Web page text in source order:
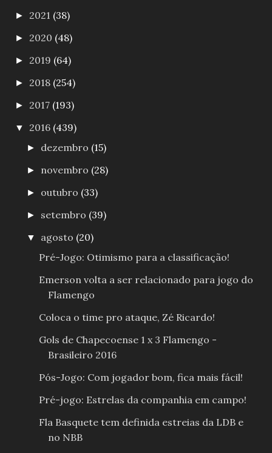
► 2021 (38)
► 2020 (48)
► 2019 (64)
► 2018 (254)
► 2017 (193)
▼ 2016 (439)
► dezembro (15)
► novembro (28)
► outubro (33)
► setembro (39)
▼ agosto (20)
Pré-Jogo: Otimismo para a classificação!
Emerson volta a ser relacionado para jogo do
Flamengo
Coloca o time pro ataque, Zé Ricardo!
Gols de Chapecoense 1 x 3 Flamengo -
Brasileiro 2016
Pós-Jogo: Com jogador bom, fica mais fácil!
Pré-jogo: Estrelas da companhia em campo!
Fla Basquete tem definida estreias da LDB e
no NBB